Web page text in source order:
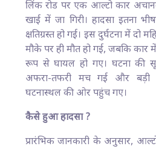
लिंक रोड पर एक आल्टो कार
खाई में जा गिरी। हादसा इतना
क्षतिग्रस्त हो गई। इस दुर्घटना में दो
मौके पर ही मौत हो गई, जबकि कार
रूप से घायल हो गए। घटना की
अफरा-तफरी मच गई और बड़ी
घटनास्थल की ओर पहुंच गए।
कैसे हुआ हादसा ?
प्रारंभिक जानकारी के अनुसार,